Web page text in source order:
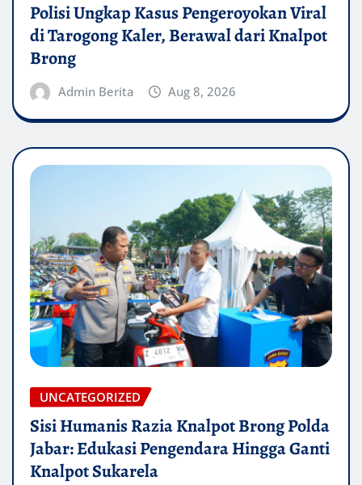
Polisi Ungkap Kasus Pengeroyokan Viral
di Tarogong Kaler, Berawal dari Knalpot
Brong
Admin Berita Aug 8, 2026
UNCATEGORIZED
Sisi Humanis Razia Knalpot Brong Polda
Jabar: Edukasi Pengendara Hingga Ganti
Knalpot Sukarela